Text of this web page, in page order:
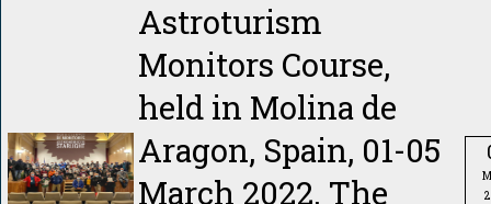
Astroturism
Monitors Course,
held in Molina de
Aragon, Spain, 01-05
March 2022. The